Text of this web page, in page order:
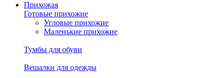
Прихожая
Готовые прихожие
Угловые прихожие
Маленькие прихожие
Тумбы для обуви
Вешалки для одежды